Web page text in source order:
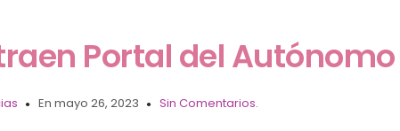
Portal del Autónomo
En mayo 26, 2023 Sin Comentarios.